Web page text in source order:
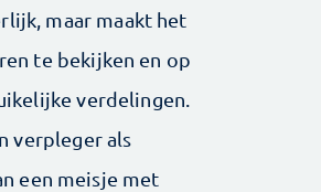
maar maakt het
te bekijken en op
verdelingen.
verpleger als
een meisje met